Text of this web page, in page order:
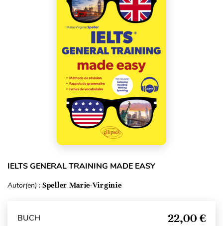
IELTS GENERAL TRAINING MADE EASY
Autor(en) : Speller Marie-Virginie
BUCH 22,00 €